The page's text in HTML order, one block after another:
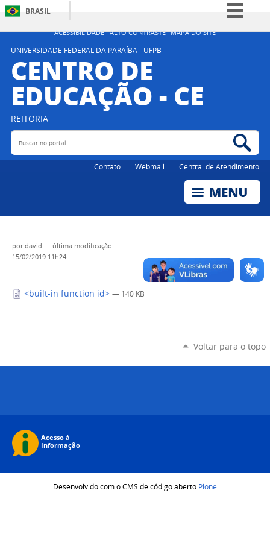
ACESSIBILIDADE ALTO CONTRASTE MAPA DO SITE
BRASIL
Simplifique!
Acesso à informação
Legislação
UNIVERSIDADE FEDERAL DA PARAÍBA - UFPB
CENTRO DE
EDUCAÇÃO - CE
REITORIA
Buscar no portal
Contato Webmail Central de Atendimento
pordavid — última modificação
15/02/2019 11h24
<built-in function id> — 140 KB
Voltar para o topo
Desenvolvido com o CMS de código aberto Plone